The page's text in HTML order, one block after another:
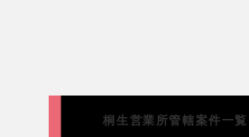
桐生営業所管轄案件一覧